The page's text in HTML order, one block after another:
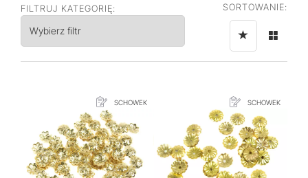
FILTRUJ KATEGORIĘ:
Wybierz filtr
SORTOWANIE:
SCHOWEK SCHOWEK